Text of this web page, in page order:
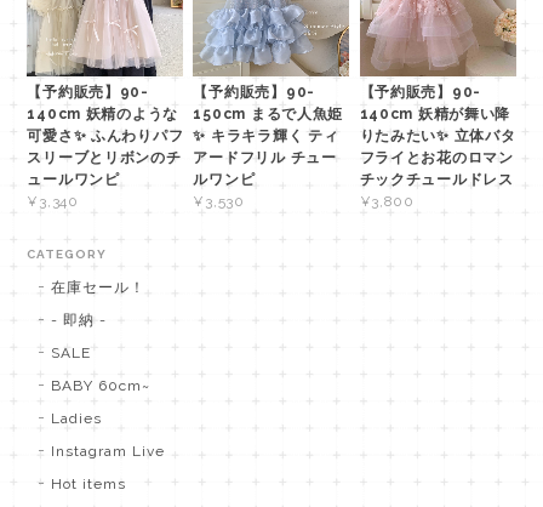
【予約販売】90-
140cm 妖精のような
可愛さ✨ ふんわりパフ
スリーブとリボンのチ
ュールワンピ
¥3,340
【予約販売】90-
150cm まるで人魚姫
✨ キラキラ輝く ティ
アードフリル チュー
ルワンピ
¥3,530
【予約販売】90-
140cm 妖精が舞い降
りたみたい✨ 立体バタ
フライとお花のロマン
チックチュールドレス
¥3,800
CATEGORY
在庫セール！
- 即納 -
SALE
BABY 60cm~
Ladies
Instagram Live
Hot items